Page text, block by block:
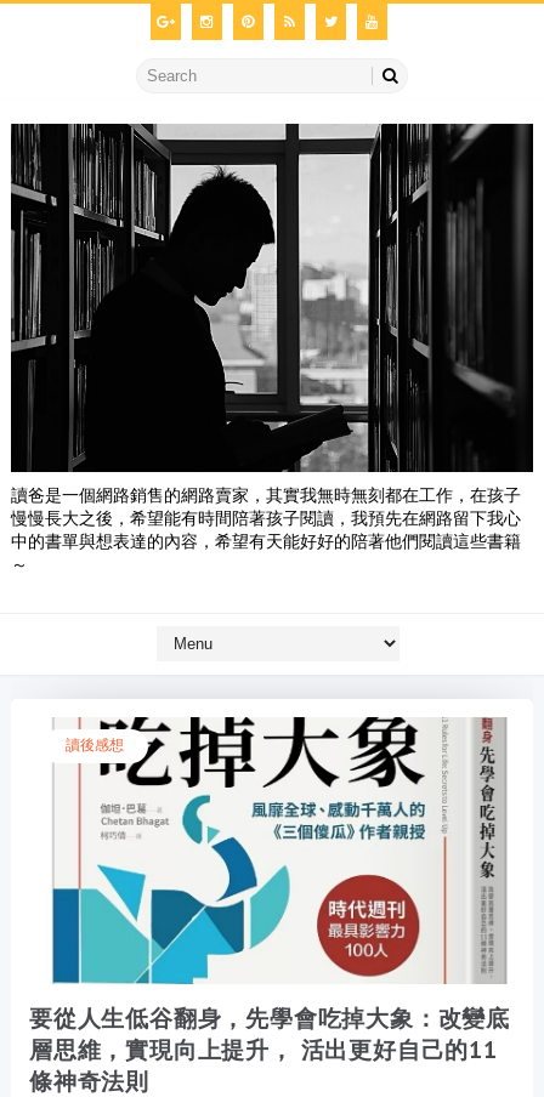
讀爸是一個網路銷售的網路賣家，其實我無時無刻都在工作，在孩子
慢慢長大之後，希望能有時間陪著孩子閱讀，我預先在網路留下我心
中的書單與想表達的內容，希望有天能好好的陪著他們閱讀這些書籍
～
讀後感想
要從人生低谷翻身，先學會吃掉大象：改變底
層思維，實現向上提升， 活出更好自己的11
條神奇法則